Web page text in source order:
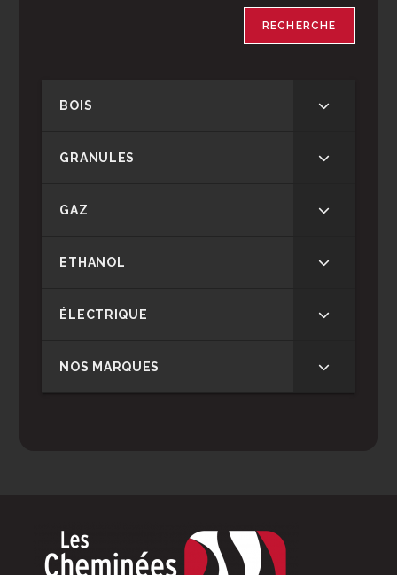
RECHERCHE
BOIS
GRANULES
GAZ
ETHANOL
ÉLECTRIQUE
NOS MARQUES